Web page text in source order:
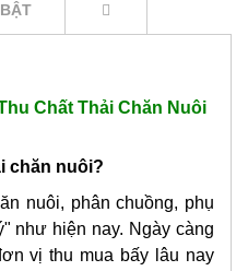
Chất Thải Chăn Nuôi
chăn nuôi?
nuôi, phân chuồng, phụ
như hiện nay. Ngày càng
vị thu mua bấy lâu nay